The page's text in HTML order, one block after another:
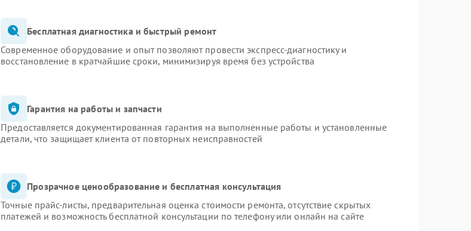
Бесплатная диагностика и быстрый ремонт
Современное оборудование и опыт позволяют провести экспресс-диагностику и
восстановление в кратчайшие сроки, минимизируя время без устройства
Гарантия на работы и запчасти
Предоставляется документированная гарантия на выполненные работы и установленные
детали, что защищает клиента от повторных неисправностей
Прозрачное ценообразование и бесплатная консультация
Точные прайс-листы, предварительная оценка стоимости ремонта, отсутствие скрытых
платежей и возможность бесплатной консультации по телефону или онлайн на сайте